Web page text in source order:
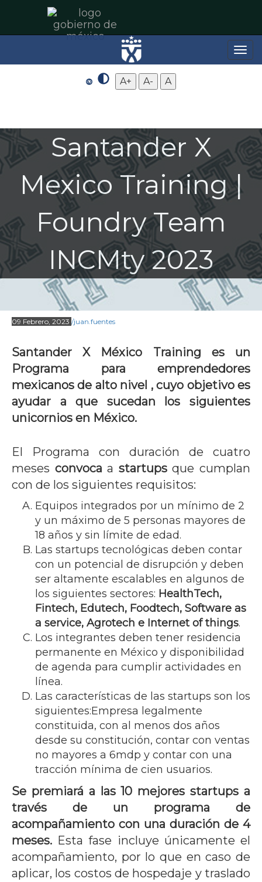
A+ A- A
Toggle
Santander X
Mexico Training |
Foundry Team
INCMty 2023
09 Febrero, 2023 /juan.fuentes
Santander X México Training es un
Programa para emprendedores
mexicanos de alto nivel , cuyo objetivo es
ayudar a que sucedan los siguientes
unicornios en México.
El Programa con duración de cuatro
meses convoca a startupsque cumplan
con de los siguientes requisitos:
Equipos integrados por un mínimo de 2
y un máximo de 5 personas mayores de
18 años y sin límite de edad.
Las startups tecnológicas deben contar
con un potencial de disrupción y deben
ser altamente escalables en algunos de
los siguientes sectores: HealthTech,
Fintech, Edutech, Foodtech, Software as
a service, Agrotech e Internet of things.
Los integrantes deben tener residencia
permanente en México y disponibilidad
de agenda para cumplir actividades en
línea.
Las características de las startups son los
siguientes:Empresa legalmente
constituida, con al menos dos años
desde su constitución, contar con ventas
no mayores a 6mdp y contar con una
tracción mínima de cien usuarios.
Se premiará a las 10 mejores startups a
través de un programa de
acompañamiento con una duración de 4
meses. Esta fase incluye únicamente el
acompañamiento, por lo que en caso de
aplicar, los costos de hospedaje y traslado